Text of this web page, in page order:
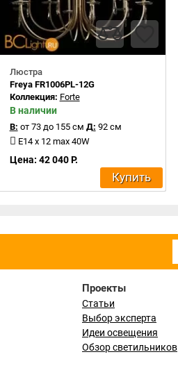
Люстра
Freya FR1006PL-12G
Коллекция: Forte
В наличии
В: от 73 до 155 см Д: 92 см
E14 x 12 max 40W
Цена: 42 040 Р.
Купить
Проекты
Статьи
Выбор эксперта
Идеи освещения
Обзор светильников